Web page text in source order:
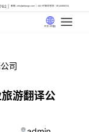
邮箱: info@artlangs.com 24小时翻译管家: 18142666316
中文 (中国)
司
游翻译公